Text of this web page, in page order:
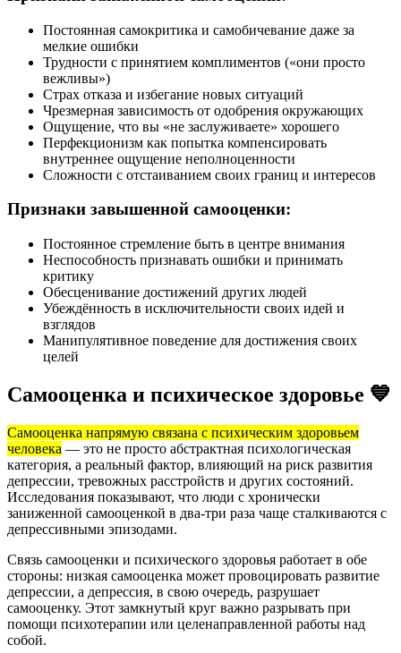
Постоянная самокритика и самобичевание даже за
мелкие ошибки
Трудности с принятием комплиментов («они просто
вежливы»)
Страх отказа и избегание новых ситуаций
Чрезмерная зависимость от одобрения окружающих
Ощущение, что вы «не заслуживаете» хорошего
Перфекционизм как попытка компенсировать
внутреннее ощущение неполноценности
Сложности с отстаиванием своих границ и интересов
Признаки завышенной самооценки:
Постоянное стремление быть в центре внимания
Неспособность признавать ошибки и принимать
критику
Обесценивание достижений других людей
Убеждённость в исключительности своих идей и
взглядов
Манипулятивное поведение для достижения своих
целей
Самооценка и психическое здоровье 💙
Самооценка напрямую связана с психическим здоровьем
человека — это не просто абстрактная психологическая
категория, а реальный фактор, влияющий на риск развития
депрессии, тревожных расстройств и других состояний.
Исследования показывают, что люди с хронически
заниженной самооценкой в два-три раза чаще сталкиваются с
депрессивными эпизодами.
Связь самооценки и психического здоровья работает в обе
стороны: низкая самооценка может провоцировать развитие
депрессии, а депрессия, в свою очередь, разрушает
самооценку. Этот замкнутый круг важно разрывать при
помощи психотерапии или целенаправленной работы над
собой.